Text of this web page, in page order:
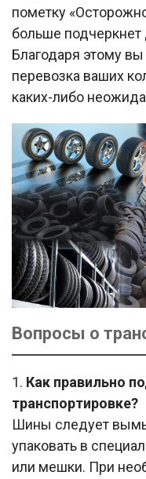
пометку
больше подчеркнет
Благодаря этому
перевозка ваших
каких-либо
Вопросы о
1. Как правильно
транспортировке?
Шины следует
упаковать в
или мешки. При